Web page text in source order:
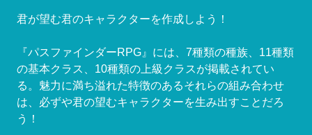
君が望む君のキャラクターを作成しよう！
『パスファインダーRPG』には、7種類の種族、11種類
の基本クラス、10種類の上級クラスが掲載されてい
る。魅力に満ち溢れた特徴のあるそれらの組み合わせ
は、必ずや君の望むキャラクターを生み出すことだろ
う！